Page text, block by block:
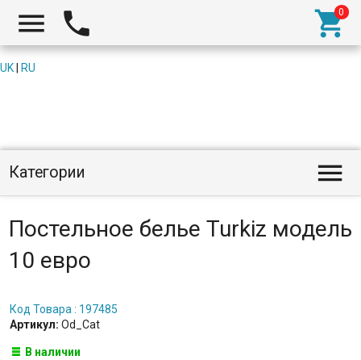
  
UK RU
Категории 
Постельное белье Turkiz модель
10 евро
Код Товара : 197485
Артикул: Od_Cat
В наличии